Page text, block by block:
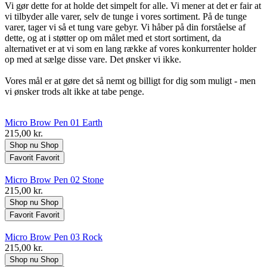
Vi gør dette for at holde det simpelt for alle. Vi mener at det er fair at
vi tilbyder alle varer, selv de tunge i vores sortiment. På de tunge
varer, tager vi så et tung vare gebyr. Vi håber på din forståelse af
dette, og at i støtter op om målet med et stort sortiment, da
alternativet er at vi som en lang række af vores konkurrenter holder
op med at sælge disse vare. Det ønsker vi ikke.
Vores mål er at gøre det så nemt og billigt for dig som muligt - men
vi ønsker trods alt ikke at tabe penge.
Micro Brow Pen 01 Earth
215,00 kr.
Shop nu Shop
Favorit Favorit
Micro Brow Pen 02 Stone
215,00 kr.
Shop nu Shop
Favorit Favorit
Micro Brow Pen 03 Rock
215,00 kr.
Shop nu Shop